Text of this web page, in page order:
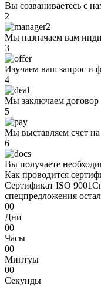
Вы созваниваетесь с
2
Мы назначаем вам
3
Изучаем ваш запрос и
4
Мы заключаем договор
5
Мы выставляем счет на
6
Вы получаете
Как проводится
Сертификат ISO 9001
спецпредложения
00
Дни
00
Часы
00
Минтуы
00
Секунды